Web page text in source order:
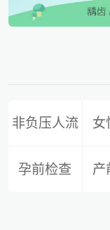
非负压人流 女
孕前检查 产